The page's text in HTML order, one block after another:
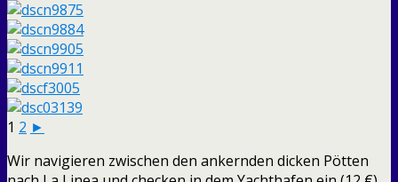
1 2 ►
Wir navigieren zwischen den ankernden dicken Pötten